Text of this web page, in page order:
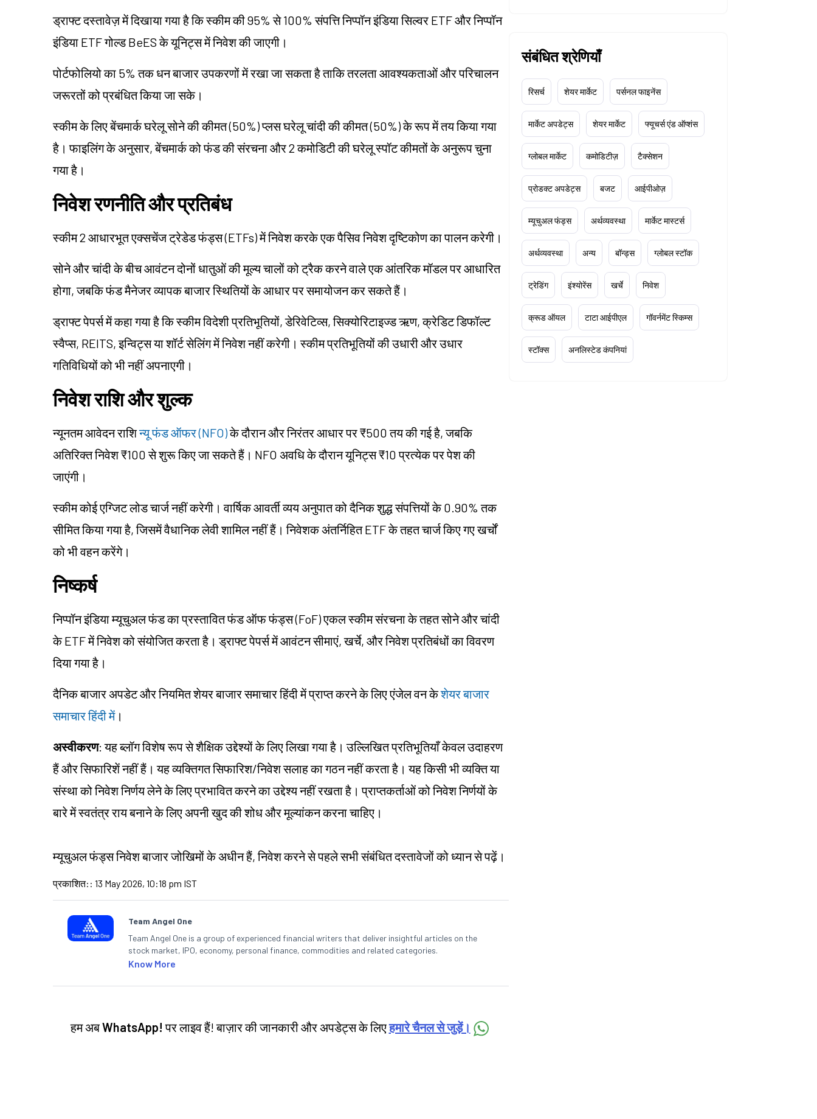
ड्राफ्ट दस्तावेज़ में दिखाया गया है कि स्कीम की 95% से 100% संपत्ति निप्पॉन इंडिया सिल्वर ETF और निप्पॉन
इंडिया ETF गोल्ड BeES के यूनिट्स में निवेश की जाएगी।
पोर्टफोलियो का 5% तक धन बाजार उपकरणों में रखा जा सकता है ताकि तरलता आवश्यकताओं और परिचालन
जरूरतों को प्रबंधित किया जा सके।
स्कीम के लिए बेंचमार्क घरेलू सोने की कीमत (50%) प्लस घरेलू चांदी की कीमत (50%) के रूप में तय किया गया
है। फाइलिंग के अनुसार, बेंचमार्क को फंड की संरचना और 2 कमोडिटी की घरेलू स्पॉट कीमतों के अनुरूप चुना
गया है।
निवेश रणनीति और प्रतिबंध
स्कीम 2 आधारभूत एक्सचेंज ट्रेडेड फंड्स (ETFs) में निवेश करके एक पैसिव निवेश दृष्टिकोण का पालन करेगी।
सोने और चांदी के बीच आवंटन दोनों धातुओं की मूल्य चालों को ट्रैक करने वाले एक आंतरिक मॉडल पर आधारित
होगा, जबकि फंड मैनेजर व्यापक बाजार स्थितियों के आधार पर समायोजन कर सकते हैं।
ड्राफ्ट पेपर्स में कहा गया है कि स्कीम विदेशी प्रतिभूतियों, डेरिवेटिव्स, सिक्योरिटाइज्ड ऋण, क्रेडिट डिफॉल्ट
स्वैप्स, REITS, इन्विट्स या शॉर्ट सेलिंग में निवेश नहीं करेगी। स्कीम प्रतिभूतियों की उधारी और उधार
गतिविधियों को भी नहीं अपनाएगी।
निवेश राशि और शुल्क
न्यूनतम आवेदन राशिन्यू फंड ऑफर (NFO)के दौरान और निरंतर आधार पर ₹500 तय की गई है, जबकि
अतिरिक्त निवेश ₹100 से शुरू किए जा सकते हैं। NFO अवधि के दौरान यूनिट्स ₹10 प्रत्येक पर पेश की
जाएंगी।
स्कीम कोई एग्जिट लोड चार्ज नहीं करेगी। वार्षिक आवर्ती व्यय अनुपात को दैनिक शुद्ध संपत्तियों के 0.90% तक
सीमित किया गया है, जिसमें वैधानिक लेवी शामिल नहीं हैं। निवेशक अंतर्निहित ETF के तहत चार्ज किए गए खर्चों
को भी वहन करेंगे।
निष्कर्ष
निप्पॉन इंडिया म्यूचुअल फंड का प्रस्तावित फंड ऑफ फंड्स (FoF) एकल स्कीम संरचना के तहत सोने और चांदी
के ETF में निवेश को संयोजित करता है। ड्राफ्ट पेपर्स में आवंटन सीमाएं, खर्चे, और निवेश प्रतिबंधों का विवरण
दिया गया है।
दैनिक बाजार अपडेट और नियमित शेयर बाजार समाचार हिंदी में प्राप्त करने के लिए एंजेल वन केशेयर बाजार
समाचार हिंदी में।
अस्वीकरण: यह ब्लॉग विशेष रूप से शैक्षिक उद्देश्यों के लिए लिखा गया है। उल्लिखित प्रतिभूतियाँ केवल उदाहरण
हैं और सिफारिशें नहीं हैं। यह व्यक्तिगत सिफारिश/निवेश सलाह का गठन नहीं करता है। यह किसी भी व्यक्ति या
संस्था को निवेश निर्णय लेने के लिए प्रभावित करने का उद्देश्य नहीं रखता है। प्राप्तकर्ताओं को निवेश निर्णयों के
बारे में स्वतंत्र राय बनाने के लिए अपनी खुद की शोध और मूल्यांकन करना चाहिए।
म्यूचुअल फंड्स निवेश बाजार जोखिमों के अधीन हैं, निवेश करने से पहले सभी संबंधित दस्तावेजों को ध्यान से पढ़ें।
प्रकाशित: : 13 May 2026, 10:18 pm IST
Team Angel One
Team Angel One is a group of experienced financial writers that deliver insightful articles on the
stock market, IPO, economy, personal finance, commodities and related categories.
Know More
हम अबWhatsApp! पर लाइव हैं! बाज़ार की जानकारी और अपडेट्स के लिएहमारे चैनल से जुड़ें।
संबंधित श्रेणियाँ
रिसर्च शेयर मार्केट पर्सनल फाइनेंस
मार्केट अपडेट्स शेयर मार्केट फ्यूचर्स एंड ऑप्शंस
ग्लोबल मार्केट कमोडिटीज़ टैक्सेशन
प्रोडक्ट अपडेट्स बजट आईपीओज़
म्यूचुअल फंड्स अर्थव्यवस्था मार्केट मास्टर्स
अर्थव्यवस्था अन्य बॉन्ड्स ग्लोबल स्टॉक
ट्रेडिंग इंश्योरेंस खर्चे निवेश
क्रूड ऑयल टाटा आईपीएल गॉवर्नमेंट स्किम्स
स्टॉक्स अनलिस्टेड कंपनियां